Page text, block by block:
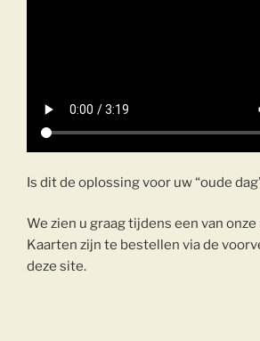
Is dit de oplossing voor uw “oude
We zien u graag tijdens een van
Kaarten zijn te bestellen via de
deze site.